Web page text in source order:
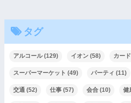
タグ
アルコール(129) イオン(58) カード
スーパーマーケット (49) パーティ (11)
交通(52) 仕事(57) 会合(10) 健